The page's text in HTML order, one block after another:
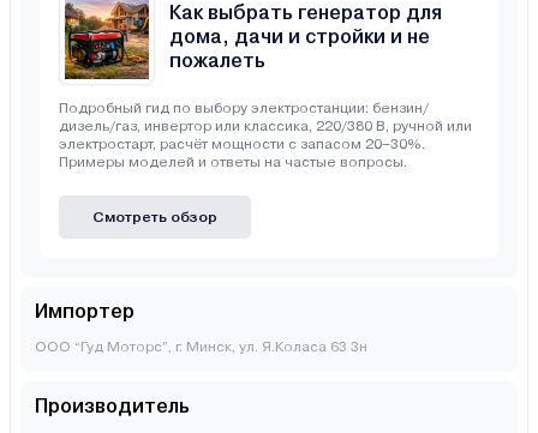
Как выбрать генератор для
дома, дачи и стройки и не
пожалеть
Подробный гид по выбору электростанции: бензин/
дизель/газ, инвертор или классика, 220/380 В, ручной или
электростарт, расчёт мощности с запасом 20–30%.
Примеры моделей и ответы на частые вопросы.
Смотреть обзор
Импортер
ООО “Гуд Моторс”, г. Минск, ул. Я.Коласа 63 3н
Производитель